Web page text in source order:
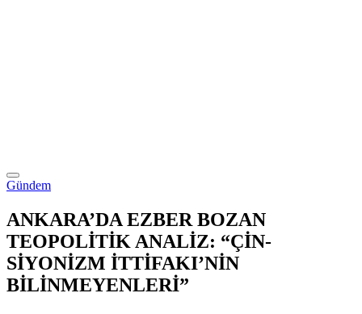
Gündem
ANKARA’DA EZBER BOZAN
TEOPOLİTİK ANALİZ: “ÇİN-
SİYONİZM İTTİFAKI’NİN
BİLİNMEYENLERİ”